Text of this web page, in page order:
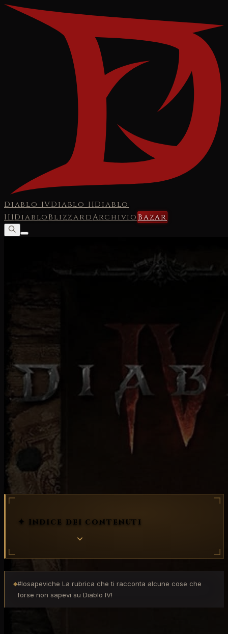
Diablo IVDiablo IIDiablo
IIIDiabloBlizzardArchivioBazar
regioni losapeviche
✦ Indice dei contenuti
◆#losapeviche La rubrica che ti racconta alcune cose che
forse non sapevi su Diablo IV!